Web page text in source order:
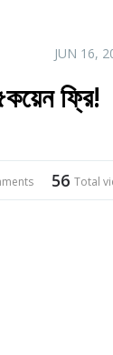
JUN 16,
ফ্রি!
56 Total